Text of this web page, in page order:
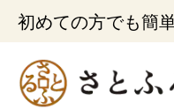
初めての方でも簡